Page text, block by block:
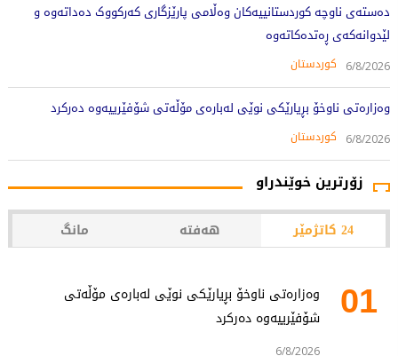
دەستەی ناوچە کوردستانییەکان وەڵامی پارێزگاری کەرکووک دەداتەوە و
لێدوانەکەی ڕەتدەکاتەوە
6/8/2026 کوردستان
وەزارەتی ناوخۆ بڕیارێکی نوێی لەبارەی مۆڵەتی شۆفێرییەوە دەرکرد
6/8/2026 کوردستان
زۆرترین خوێندراو
24 کاتژمێر هەفتە مانگ
01
وەزارەتی ناوخۆ بڕیارێکی نوێی لەبارەی مۆڵەتی
شۆفێرییەوە دەرکرد
6/8/2026